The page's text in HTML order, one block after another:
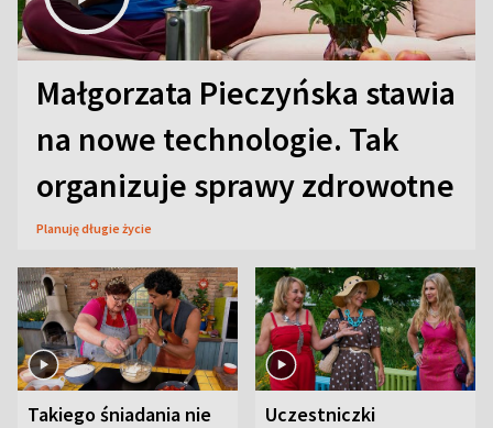
Małgorzata Pieczyńska stawia
na nowe technologie. Tak
organizuje sprawy zdrowotne
Planuję długie życie
Takiego śniadania nie
Uczestniczki